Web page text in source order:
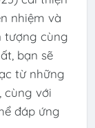
nhiệm và
tượng cùng
bạn sẽ
từ những
cùng với
đáp ứng